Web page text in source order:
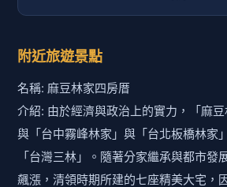
附近旅遊景點
名稱: 麻豆林家四房厝
介紹: 由於經濟與政治上的實力，「麻
與「台中霧峰林家」與「台北板橋林家
「台灣三林」。隨著分家繼承與都市發
飆漲，清領時期所建的七座精美大宅，